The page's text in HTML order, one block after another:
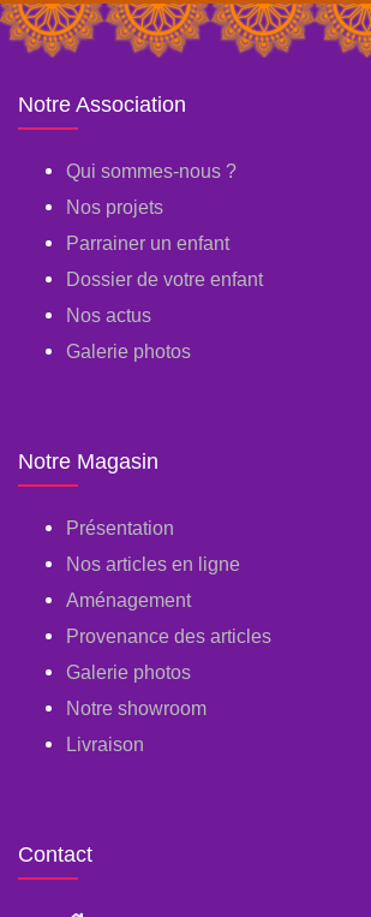
Notre Association
Qui sommes-nous ?
Nos projets
Parrainer un enfant
Dossier de votre enfant
Nos actus
Galerie photos
Notre Magasin
Présentation
Nos articles en ligne
Aménagement
Provenance des articles
Galerie photos
Notre showroom
Livraison
Contact